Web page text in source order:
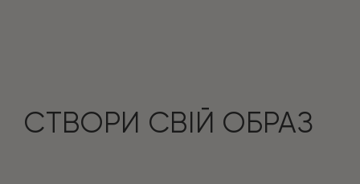
СТВОРИ СВІЙ ОБРАЗ